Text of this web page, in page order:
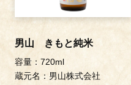
男山 きもと純米
容量：720ml
蔵元名：男山株式会社